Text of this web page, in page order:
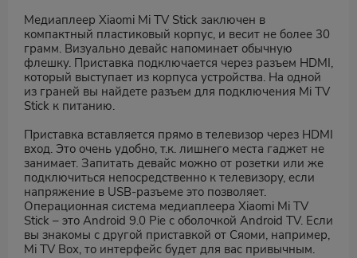
Медиаплеер Xiaomi Mi TV Stick заключен в
компактный пластиковый корпус, и весит не более 30
грамм. Визуально девайс напоминает обычную
флешку. Приставка подключается через разъем HDMI,
который выступает из корпуса устройства. На одной
из граней вы найдете разъем для подключения Mi TV
Stick к питанию.
Приставка вставляется прямо в телевизор через HDMI
вход. Это очень удобно, т.к. лишнего места гаджет не
занимает. Запитать девайс можно от розетки или же
подключиться непосредственно к телевизору, если
напряжение в USB-разъеме это позволяет.
Операционная система медиаплеера Xiaomi Mi TV
Stick – это Android 9.0 Pie с оболочкой Android TV. Если
вы знакомы с другой приставкой от Сяоми, например,
Mi TV Box, то интерфейс будет для вас привычным.